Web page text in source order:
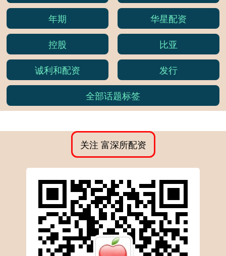
年期
华星配资
控股
比亚
诚利和配资
发行
全部话题标签
关注 富深所配资